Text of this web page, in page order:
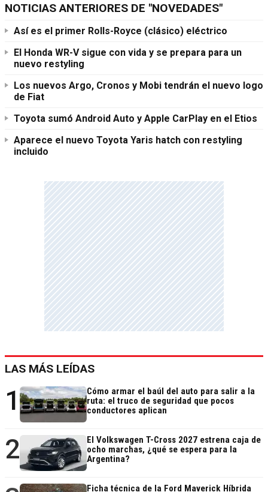
NOTICIAS ANTERIORES DE "NOVEDADES"
Así es el primer Rolls-Royce (clásico) eléctrico
El Honda WR-V sigue con vida y se prepara para un
nuevo restyling
Los nuevos Argo, Cronos y Mobi tendrán el nuevo logo
de Fiat
Toyota sumó Android Auto y Apple CarPlay en el Etios
Aparece el nuevo Toyota Yaris hatch con restyling
incluido
LAS MÁS LEÍDAS
1
Cómo armar el baúl del auto para salir a la
ruta: el truco de seguridad que pocos
conductores aplican
2
El Volkswagen T-Cross 2027 estrena caja de
ocho marchas, ¿qué se espera para la
Argentina?
Ficha técnica de la Ford Maverick Híbrida